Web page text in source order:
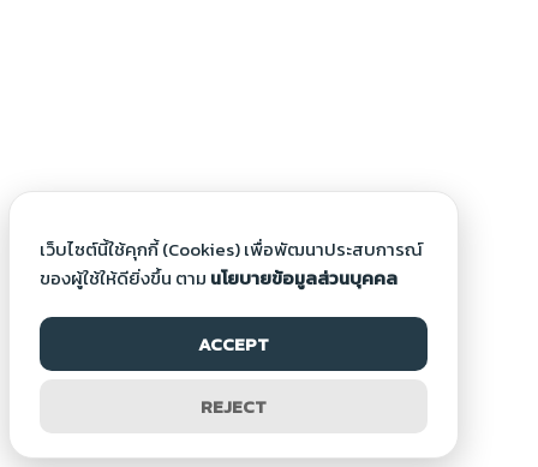
เว็บไซต์นี้ใช้คุกกี้ (Cookies) เพื่อพัฒนาประสบการณ์
ของผู้ใช้ให้ดียิ่งขึ้น ตาม นโยบายข้อมูลส่วนบุคคล
ACCEPT
REJECT